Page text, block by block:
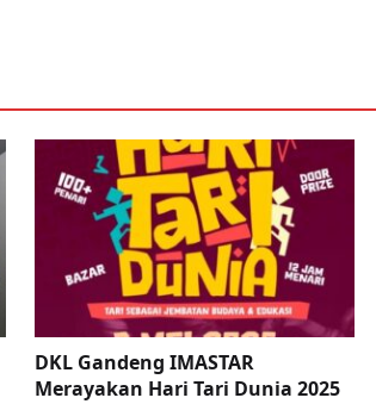
DKL Gandeng IMASTAR
Merayakan Hari Tari Dunia 2025